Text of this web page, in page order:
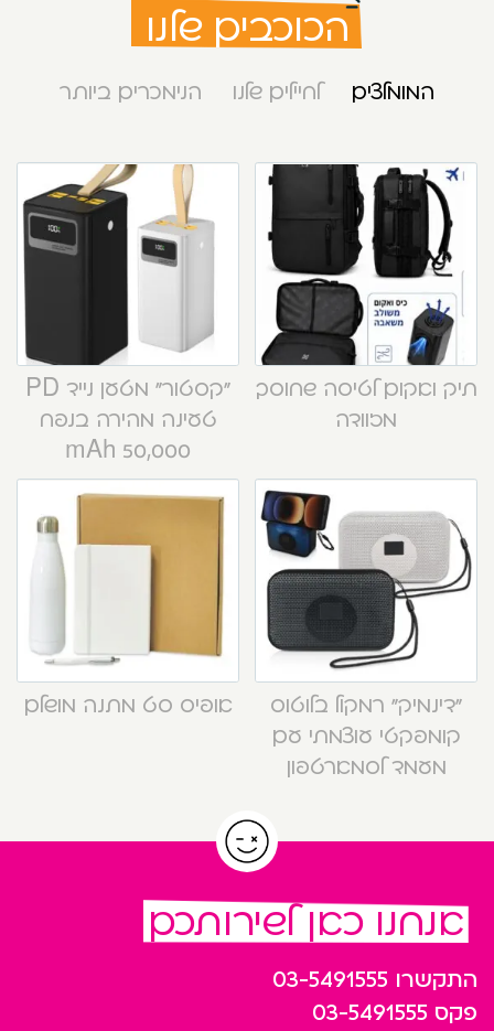
הכוכבים שלנו
המומלצים לחיילים שלנו הנימכרים ביותר
תיק ואקום לטיסה שחוסך
מזוודה
“קסטור” מטען נייד PD
טעינה מהירה בנפח
50,000 mAh
“דינמיק” רמקול בלוטוס
קומפקטי עוצמתי עם
מעמד לסמארטפון
אופיס סט מתנה מושלם
אנחנו כאן לשירותכם
התקשרו 03-5491555
פקס 03-5491555